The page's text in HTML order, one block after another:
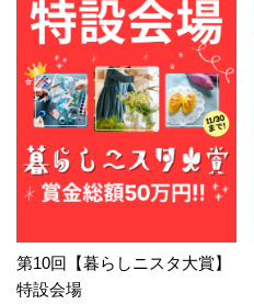
第10回【暮らしニスタ大賞】
特設会場